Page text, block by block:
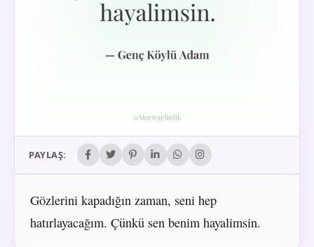
PAYLAŞ:
Gözlerini kapadığın zaman, seni hep
hatırlayacağım. Çünkü sen benim hayalimsin.